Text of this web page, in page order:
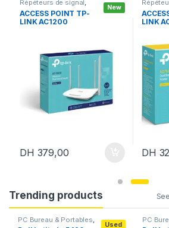
New
Répéteurs de signal,
Réseau & Internet,
Routeurs
ACCESS POINT TP-
LINK AC1200
DH 379,00
LINK
DH
Trending products
Used
PC Bureau & Portables
PC Portables Portables
PC
PC